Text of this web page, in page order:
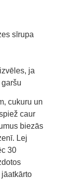
sīrupa
ja
cukuru un
caur
biezās
Lej
30